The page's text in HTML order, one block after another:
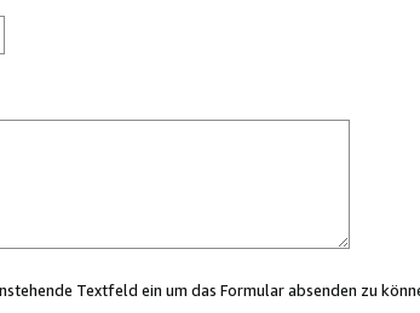
Textfeld ein um das Formular absenden zu